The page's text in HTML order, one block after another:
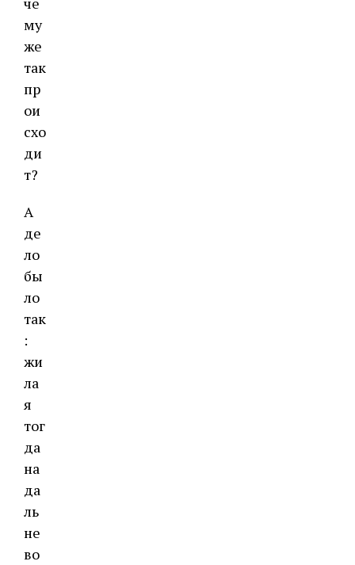
му
же
так
пр
ои
схо
ди
т?
А
де
ло
бы
ло
так
:
жи
ла
я
тог
да
на
да
ль
не
во